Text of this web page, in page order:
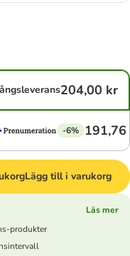
204,00 kr
-6% 191,76
Lägg till i varukorg
Läs mer
produkter